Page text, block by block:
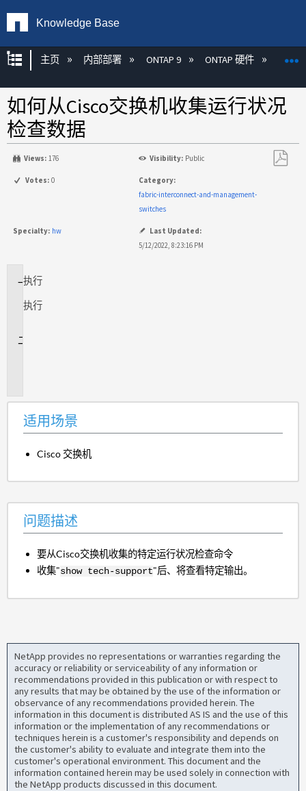
Knowledge Base
扩展/隐缩全局层次
主页 内部部署 ONTAP 9 ONTAP 硬件
如何从Cisco交换机收集运行状况
检查数据
Views: 176 Visibility: Public
Votes: 0
Category:
fabric-interconnect-and-management-
switches
Specialty: hw
Last Updated:
5/12/2022, 8:23:16 PM
适
场
执行
执行
适用场景
Cisco 交换机
问题描述
要从Cisco交换机收集的特定运行状况检查命令
收集"show tech-support"后、将查看特定输出。
NetApp provides no representations or warranties regarding the
accuracy or reliability or serviceability of any information or
recommendations provided in this publication or with respect to
any results that may be obtained by the use of the information or
observance of any recommendations provided herein. The
information in this document is distributed AS IS and the use of this
information or the implementation of any recommendations or
techniques herein is a customer's responsibility and depends on
the customer's ability to evaluate and integrate them into the
customer's operational environment. This document and the
information contained herein may be used solely in connection with
the NetApp products discussed in this document.